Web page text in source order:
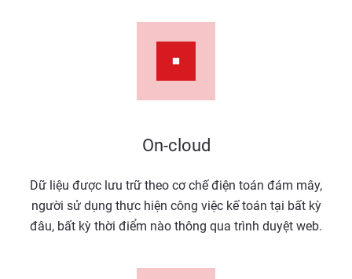
On-cloud
Dữ liệu được lưu trữ theo cơ chế điện toán đám mây,
người sử dụng thực hiện công việc kế toán tại bất kỳ
đâu, bất kỳ thời điểm nào thông qua trình duyệt web.